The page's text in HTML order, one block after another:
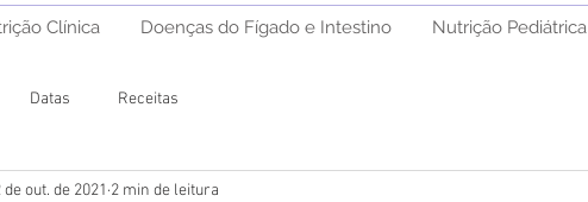
Clínica Doenças do Fígado e Intestino Nutrição Pediátrica
Datas Receitas
de out. de 2021 2 min de leitura